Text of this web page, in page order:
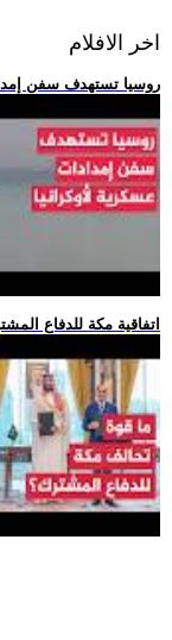
اخر الافلام
.. روسيا تستهدف سفن إمداد
.. اتفاقية مكة للدفاع